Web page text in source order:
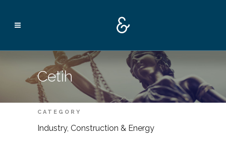
Cetih
CATEGORY
Industry, Construction & Energy